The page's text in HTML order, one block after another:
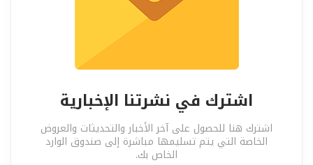
اشترك في نشرتنا الإخبارية
اشترك هنا للحصول على آخر الأخبار والتحديثات والعروض
الخاصة التي يتم تسليمها مباشرة إلى صندوق الوارد
الخاص بك.